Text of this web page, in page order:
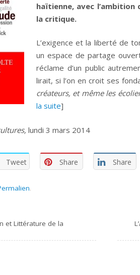
haïtienne, avec
la critique.
L’exigence et la liberté de
un espace de partage
réclame d’un public
lirait, si l’on en croit ses
créateurs, et même les
la suite]
lundi 3 mars 2014
Tweet Share Share
.
et Littérature de la